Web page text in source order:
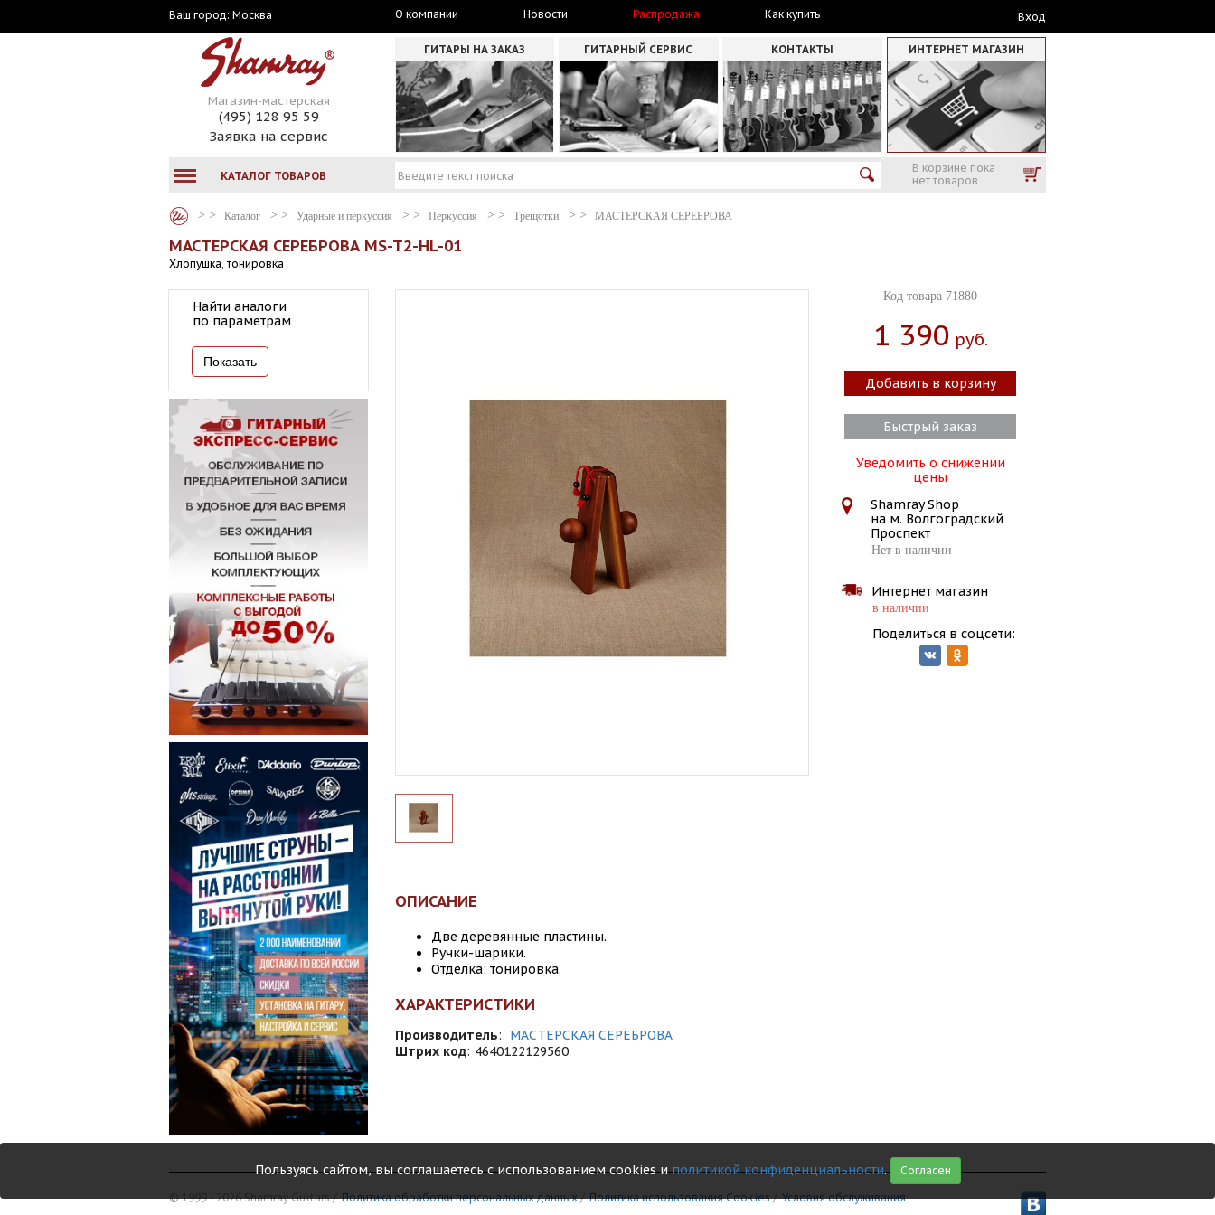
Ваш город: Москва О компании Новости Распродажа Как купить Вход
Магазин-мастерская
(495) 128 95 59
Заявка на сервис
ГИТАРЫ НА ЗАКАЗ ГИТАРНЫЙ СЕРВИС КОНТАКТЫ ИНТЕРНЕТ МАГАЗИН
КАТАЛОГ ТОВАРОВ
В корзине пока
нет товаров
Каталог Ударные и перкуссия Перкуссия Трещотки МАСТЕРСКАЯ СЕРЕБРОВА
МАСТЕРСКАЯ СЕРЕБРОВА MS-T2-HL-01
Хлопушка, тонировка
Найти аналоги
по параметрам
Код товара 71880
1 390 Руб.
Добавить в корзину
Быстрый заказ
Уведомить о снижении
цены
Shamray Shop
на м. Волгоградский
Проспект
Нет в наличии
Интернет магазин
в наличии
Поделиться в соцсети:
ОПИСАНИЕ
Две деревянные пластины.
Ручки-шарики.
Отделка: тонировка.
ХАРАКТЕРИСТИКИ
Производитель:
МАСТЕРСКАЯ СЕРЕБРОВА
Штрих код: 4640122129560
© 1999 - 2026 Shamray Guitars /Политика обработки персональных данных/Политика использования Сookies/Условия обслуживания
Пользуясь сайтом, вы соглашаетесь с использованием cookies иполитикой конфиденциальности. Согласен